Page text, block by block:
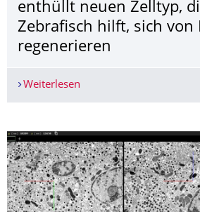
enthüllt neuen Zelltyp,
Zebrafisch hilft, sich von
regenerieren
Weiterlesen